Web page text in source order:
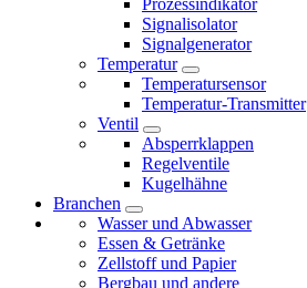
Prozessindikator
Signalisolator
Signalgenerator
Temperatur
Temperatursensor
Temperatur-Transmitter
Ventil
Absperrklappen
Regelventile
Kugelhähne
Branchen
Wasser und Abwasser
Essen & Getränke
Zellstoff und Papier
Bergbau und andere